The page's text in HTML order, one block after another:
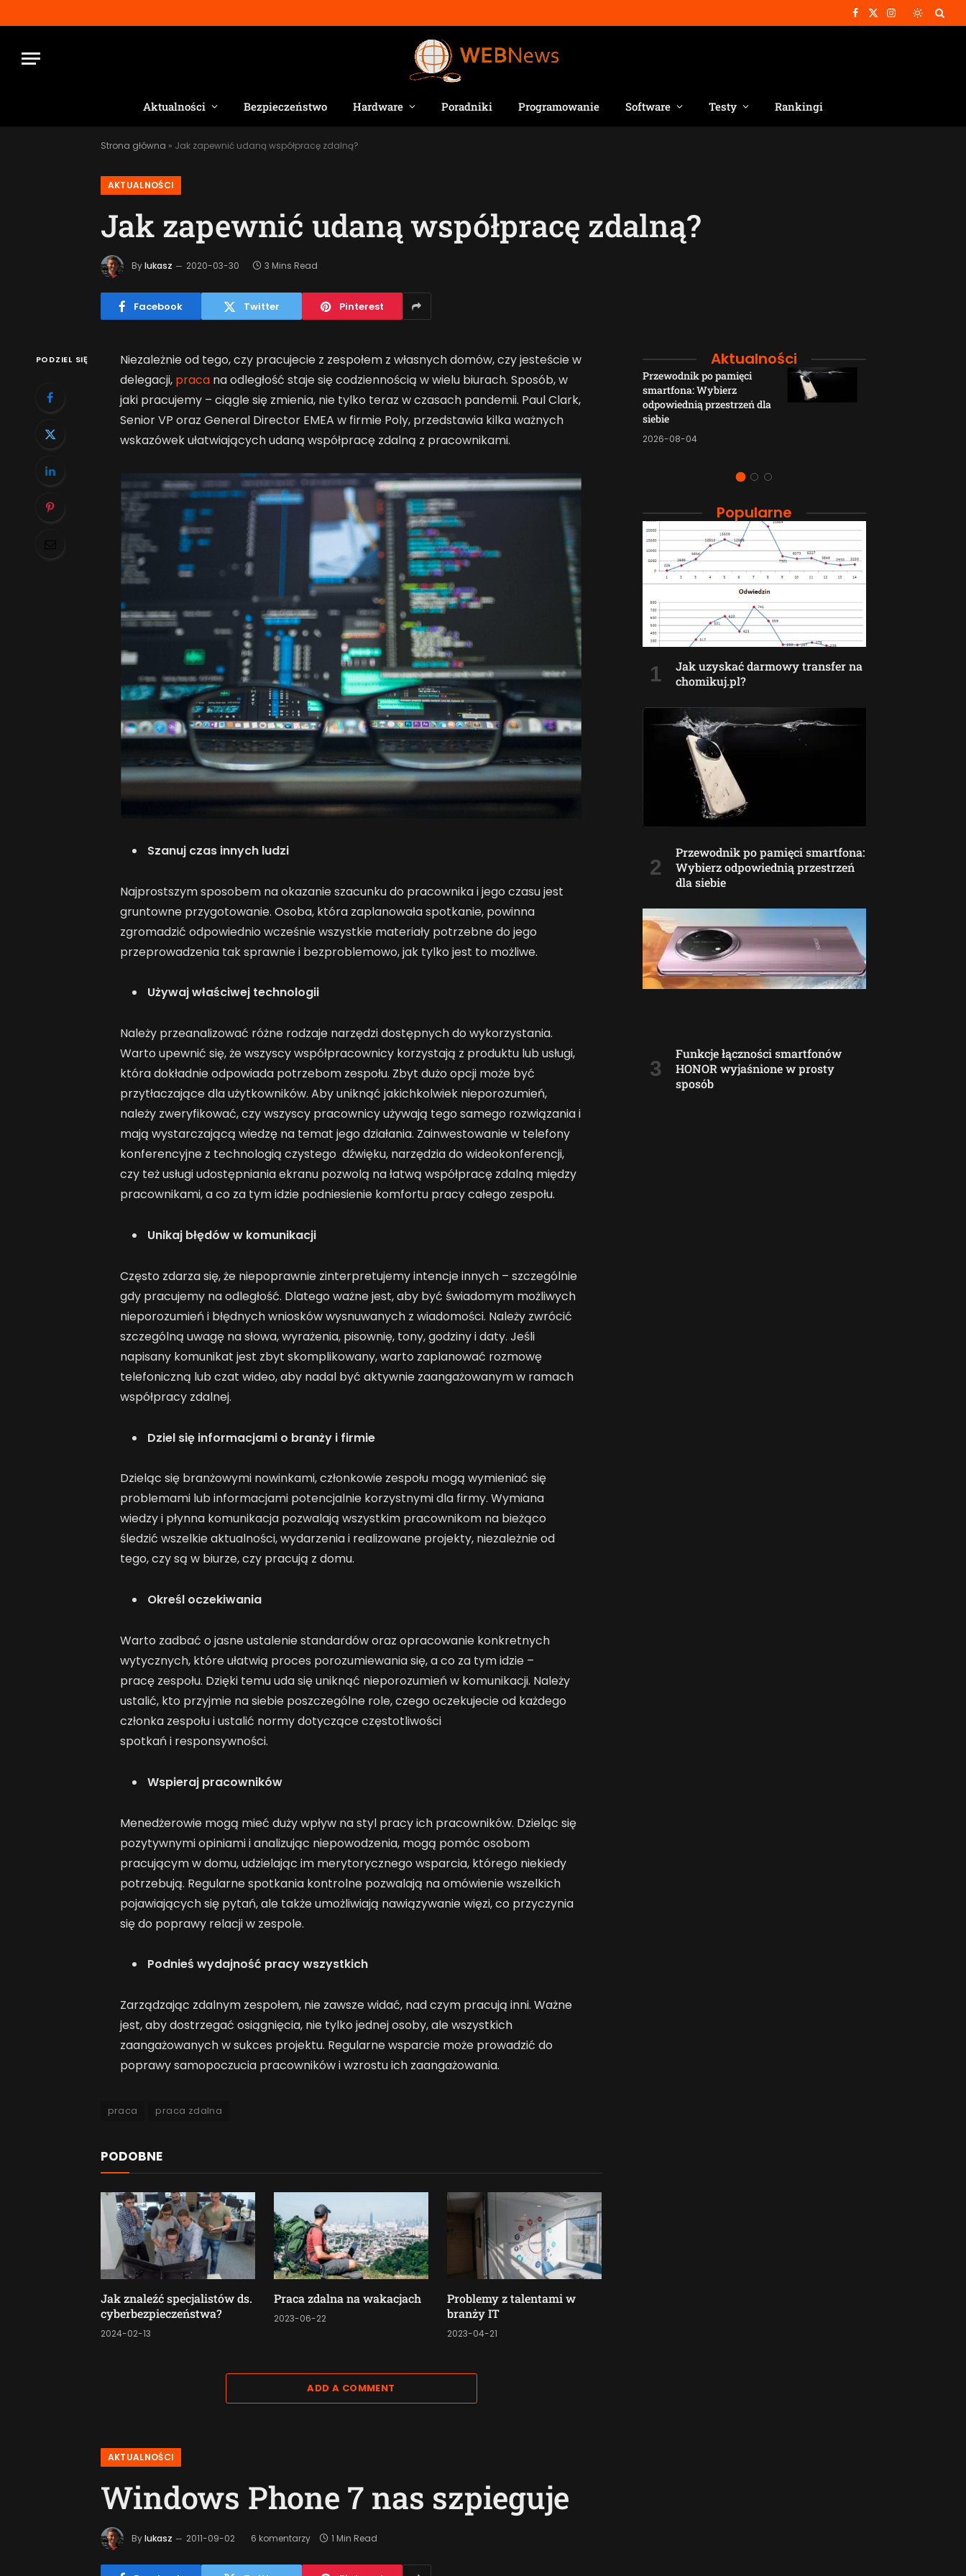
Facebook
X
Instagram
Aktualności Bezpieczeństwo Hardware Poradniki Programowanie Software Testy Rankingi
Strona główna » Jak zapewnić udaną współpracę zdalną?
AKTUALNOŚCI
Jak zapewnić udaną współpracę zdalną?
By lukasz 2020-03-30 3 Mins Read
Facebook Twitter Pinterest
PODZIEL SIĘ
Niezależnie od tego, czy pracujecie z zespołem z własnych domów, czy jesteście w
delegacji, pracana odległość staje się codziennością w wielu biurach. Sposób, w
jaki pracujemy – ciągle się zmienia, nie tylko teraz w czasach pandemii. Paul Clark,
Senior VP oraz General Director EMEA w firmie Poly, przedstawia kilka ważnych
wskazówek ułatwiających udaną współpracę zdalną z pracownikami.
Szanuj czas innych ludzi
Najprostszym sposobem na okazanie szacunku do pracownika i jego czasu jest
gruntowne przygotowanie. Osoba, która zaplanowała spotkanie, powinna
zgromadzić odpowiednio wcześnie wszystkie materiały potrzebne do jego
przeprowadzenia tak sprawnie i bezproblemowo, jak tylko jest to możliwe.
Używaj właściwej technologii
Należy przeanalizować różne rodzaje narzędzi dostępnych do wykorzystania.
Warto upewnić się, że wszyscy współpracownicy korzystają z produktu lub usługi,
która dokładnie odpowiada potrzebom zespołu. Zbyt dużo opcji może być
przytłaczające dla użytkowników. Aby uniknąć jakichkolwiek nieporozumień,
należy zweryfikować, czy wszyscy pracownicy używają tego samego rozwiązania i
mają wystarczającą wiedzę na temat jego działania. Zainwestowanie w telefony
konferencyjne z technologią czystego dźwięku, narzędzia do wideokonferencji,
czy też usługi udostępniania ekranu pozwolą na łatwą współpracę zdalną między
pracownikami, a co za tym idzie podniesienie komfortu pracy całego zespołu.
Unikaj błędów w komunikacji
Często zdarza się, że niepoprawnie zinterpretujemy intencje innych – szczególnie
gdy pracujemy na odległość. Dlatego ważne jest, aby być świadomym możliwych
nieporozumień i błędnych wniosków wysnuwanych z wiadomości. Należy zwrócić
szczególną uwagę na słowa, wyrażenia, pisownię, tony, godziny i daty. Jeśli
napisany komunikat jest zbyt skomplikowany, warto zaplanować rozmowę
telefoniczną lub czat wideo, aby nadal być aktywnie zaangażowanym w ramach
współpracy zdalnej.
Dziel się informacjami o branży i firmie
Dzieląc się branżowymi nowinkami, członkowie zespołu mogą wymieniać się
problemami lub informacjami potencjalnie korzystnymi dla firmy. Wymiana
wiedzy i płynna komunikacja pozwalają wszystkim pracownikom na bieżąco
śledzić wszelkie aktualności, wydarzenia i realizowane projekty, niezależnie od
tego, czy są w biurze, czy pracują z domu.
Określ oczekiwania
Warto zadbać o jasne ustalenie standardów oraz opracowanie konkretnych
wytycznych, które ułatwią proces porozumiewania się, a co za tym idzie –
pracę zespołu. Dzięki temu uda się uniknąć nieporozumień w komunikacji. Należy
ustalić, kto przyjmie na siebie poszczególne role, czego oczekujecie od każdego
członka zespołu i ustalić normy dotyczące częstotliwości
spotkań i responsywności.
Wspieraj pracowników
Menedżerowie mogą mieć duży wpływ na styl pracy ich pracowników. Dzieląc się
pozytywnymi opiniami i analizując niepowodzenia, mogą pomóc osobom
pracującym w domu, udzielając im merytorycznego wsparcia, którego niekiedy
potrzebują. Regularne spotkania kontrolne pozwalają na omówienie wszelkich
pojawiających się pytań, ale także umożliwiają nawiązywanie więzi, co przyczynia
się do poprawy relacji w zespole.
Podnieś wydajność pracy wszystkich
Zarządzając zdalnym zespołem, nie zawsze widać, nad czym pracują inni. Ważne
jest, aby dostrzegać osiągnięcia, nie tylko jednej osoby, ale wszystkich
zaangażowanych w sukces projektu. Regularne wsparcie może prowadzić do
poprawy samopoczucia pracowników i wzrostu ich zaangażowania.
praca praca zdalna
PODOBNE
Jak znaleźć specjalistów ds.
cyberbezpieczeństwa?
2024-02-13
Praca zdalna na wakacjach
2023-06-22
Problemy z talentami w
branży IT
2023-04-21
ADD A COMMENT
Aktualności
Jak AI zmienia e-
commerce?
Przewodnik po pamięci
smartfona: Wybierz
odpowiednią przestrzeń dla
siebie
2026-08-04
Popularne
Jak uzyskać darmowy transfer na
chomikuj.pl?
Przewodnik po pamięci smartfona:
Wybierz odpowiednią przestrzeń
dla siebie
Funkcje łączności smartfonów
HONOR wyjaśnione w prosty
sposób
AKTUALNOŚCI
Windows Phone 7 nas szpieguje
By lukasz 2011-09-02 6 komentarzy 1 Min Read